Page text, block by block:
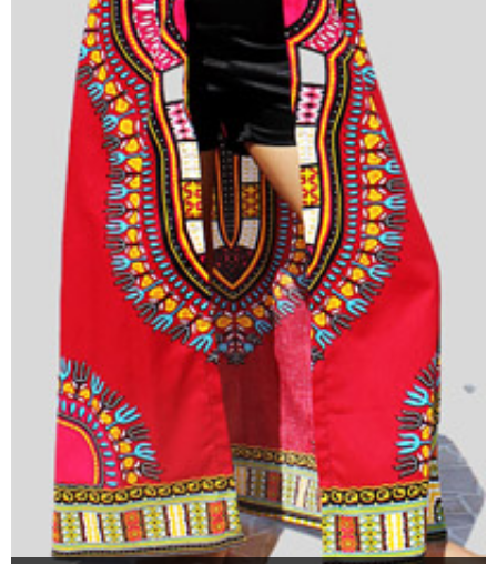
BOUTIQUE EN LIGNE VOIR ICI